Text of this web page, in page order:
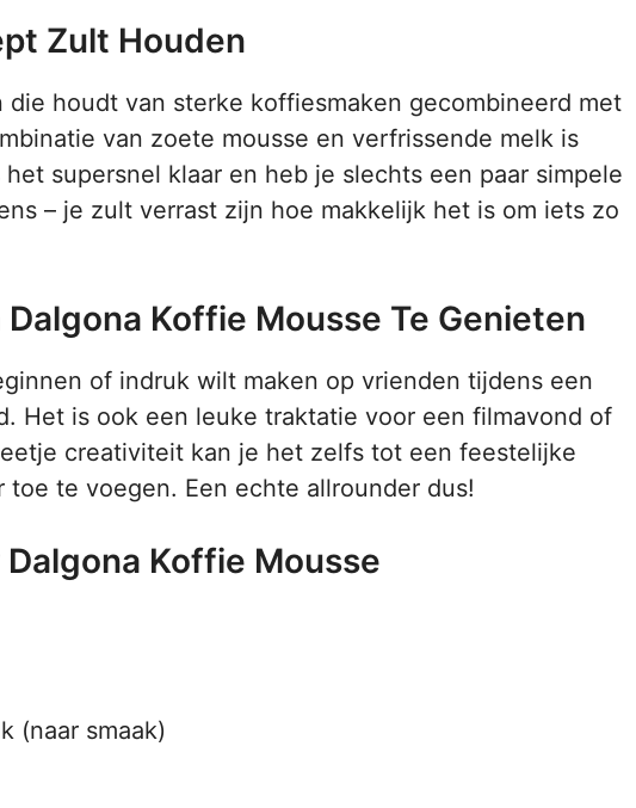
Zult Houden
houdt van sterke koffiesmaken gecombineerd met
van zoete mousse en verfrissende melk is
supersnel klaar en heb je slechts een paar simpele
– je zult verrast zijn hoe makkelijk het is om iets zo
Koffie Mousse Te Genieten
of indruk wilt maken op vrienden tijdens een
Het is ook een leuke traktatie voor een filmavond of
creativiteit kan je het zelfs tot een feestelijke
te voegen. Een echte allrounder dus!
Koffie Mousse
(naar smaak)